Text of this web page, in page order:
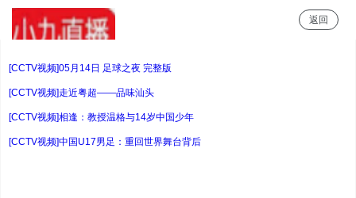
返回
[CCTV视频]05月14日 足球之夜 完整版
[CCTV视频]走近粤超——品味汕头
[CCTV视频]相逢：教授温格与14岁中国少年
[CCTV视频]中国U17男足：重回世界舞台背后